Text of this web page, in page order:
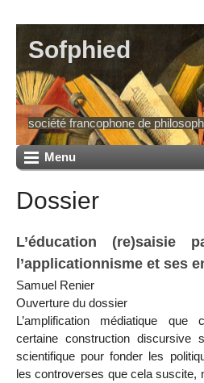
Sofphied
société francophone de
Menu
Dossier
L’éducation (re)saisie
l’applicationnisme et ses
Samuel Renier
Ouverture du dossier
L’amplification médiatique que
certaine construction
scientifique pour fonder les
les controverses que cela suscite,